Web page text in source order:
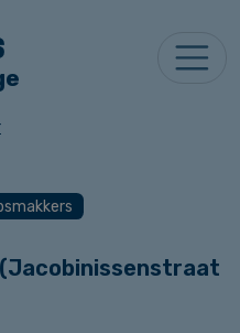
(Jacobinissenstraat